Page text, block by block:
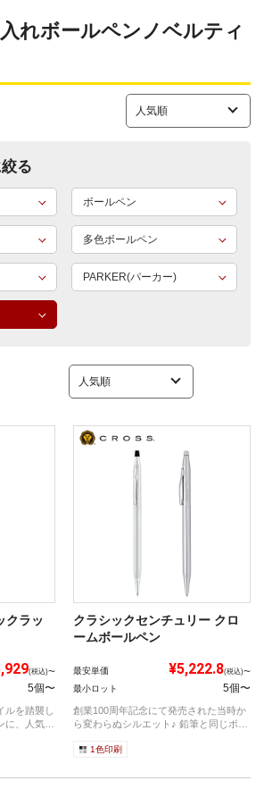
れボールペンノベルティ
る
ボールペン
多色ボールペン
PARKER(パーカー)
クラッ
(税込)〜
5個〜
ルを踏襲し
、人気の
クラシックセンチュリー クロ
ームボールペン
最安単価 ¥5,222.8(税込)〜
最小ロット 5個〜
創業100周年記念にて発売された当時か
ら変わらぬシルエット♪ 鉛筆と同じボデ
1色印刷